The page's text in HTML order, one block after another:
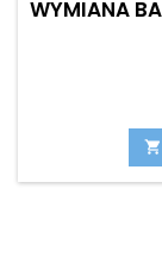
WYMIANA
